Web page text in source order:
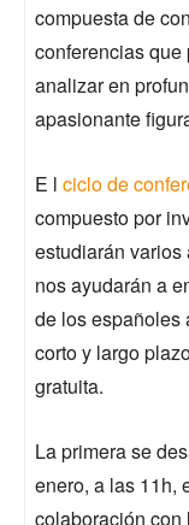
compuesta de
conferencias que
analizar en
apasionante
E l ciclo de
compuesto por
estudiarán
nos ayudarán a
de los españoles
corto y largo
gratuita.
La primera se
enero, a las 11h,
colaboración con